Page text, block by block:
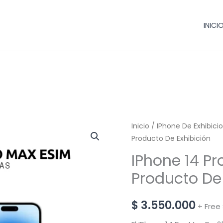
Inicio / IPhone De
Producto De Exhibición
IPhone 14
Producto
$ 3.550.000 +
IPhone
14
Pro
Max
-
GB
Producto